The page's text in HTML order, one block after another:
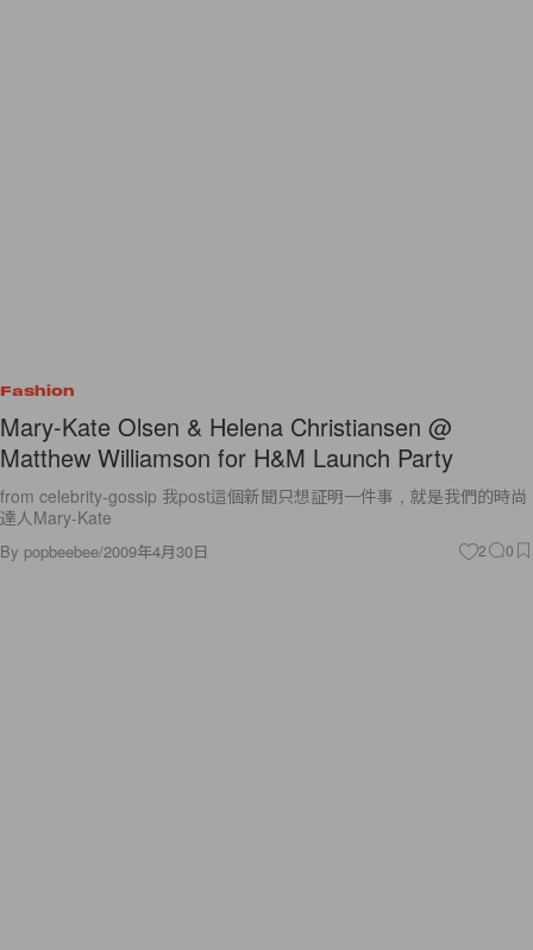
Fashion
Mary-Kate Olsen & Helena Christiansen @
Matthew Williamson for H&M Launch Party
from celebrity-gossip 我post這個新聞只想証明一件事，就是我們的時尚
達人Mary-Kate
By popbeebee/2009年4月30日 2 0